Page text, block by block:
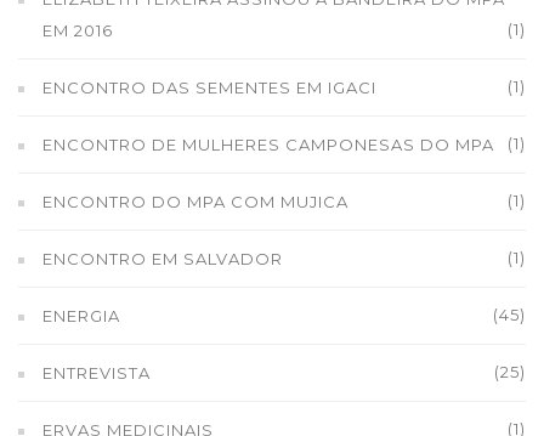
EM 2016
(1)
ENCONTRO DAS SEMENTES EM IGACI (1)
ENCONTRO DE MULHERES CAMPONESAS DO MPA (1)
ENCONTRO DO MPA COM MUJICA (1)
ENCONTRO EM SALVADOR (1)
ENERGIA (45)
ENTREVISTA (25)
ERVAS MEDICINAIS (1)